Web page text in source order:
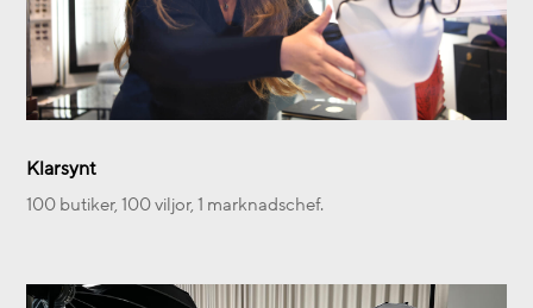
Klarsynt
100 butiker, 100 viljor, 1 marknadschef.